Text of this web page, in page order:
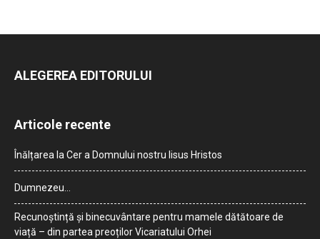
ALEGEREA EDITORULUI
Articole recente
Înălțarea la Cer a Domnului nostru Iisus Hristos
Dumnezeu…
Recunoștință și binecuvântare pentru mamele dătătoare de
viață – din partea preoților Vicariatului Orhei